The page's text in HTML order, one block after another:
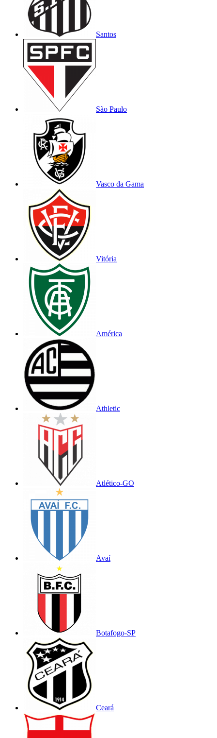
Santos
São Paulo
Vasco da Gama
Vitória
América
Athletic
Atlético-GO
Avaí
Botafogo-SP
Ceará